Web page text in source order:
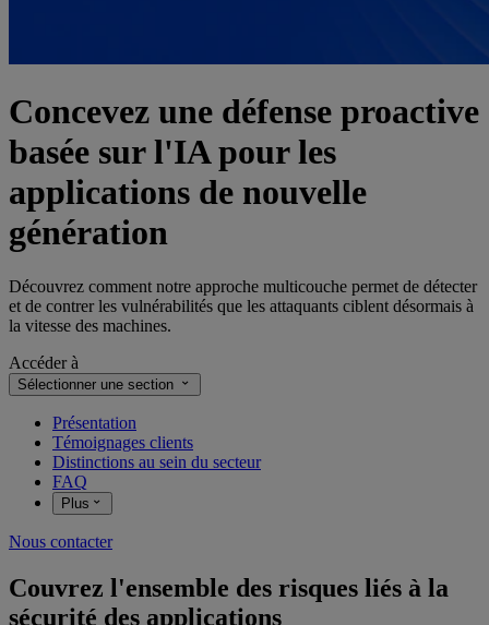
Concevez une défense proactive
basée sur l'IA pour les
applications de nouvelle
génération
Découvrez comment notre approche multicouche permet de détecter
et de contrer les vulnérabilités que les attaquants ciblent désormais à
la vitesse des machines.
Accéder à
Sélectionner une section
Présentation
Témoignages clients
Distinctions au sein du secteur
FAQ
Plus
Nous contacter
Couvrez l'ensemble des risques liés à la
sécurité des applications